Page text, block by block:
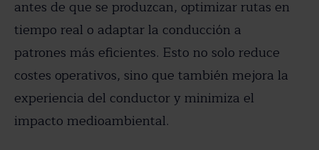
antes de que se produzcan, optimizar rutas en
tiempo real o adaptar la conducción a
patrones más eficientes. Esto no solo reduce
costes operativos, sino que también mejora la
experiencia del conductor y minimiza el
impacto medioambiental.